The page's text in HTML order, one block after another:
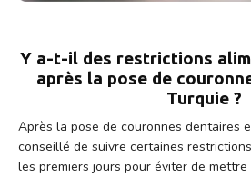
Y a-t-il des restrictions
après la pose de
Turquie ?
Après la pose de couronnes dentaires
conseillé de suivre certaines
les premiers jours pour éviter de